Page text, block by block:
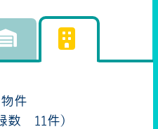
件
数 11件）